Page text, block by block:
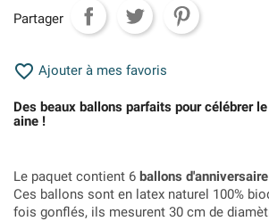
Partager
 Ajouter à mes favoris
Des beaux ballons parfaits pour célébrer
aine !
Le paquet contient 6 ballons
Ces ballons sont en latex naturel 100%
fois gonflés, ils mesurent 30 cm de